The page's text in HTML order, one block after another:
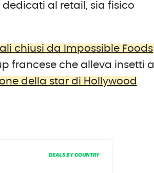
al retail, sia fisico
chiusi da Impossible Foods
francese che alleva insetti a
della star di Hollywood